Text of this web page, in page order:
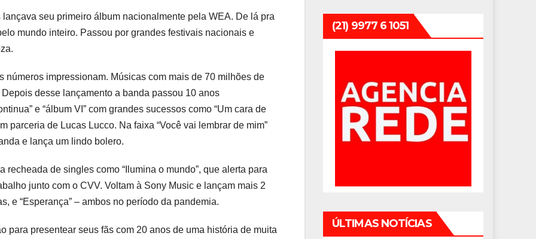
seu primeiro álbum nacionalmente pela WEA. De lá pra
mundo inteiro. Passou por grandes festivais nacionais e
números impressionam. Músicas com mais de 70 milhões de
desse lançamento a banda passou 10 anos
e “álbum VI” com grandes sucessos como “Um cara de
parceria de Lucas Lucco. Na faixa “Você vai lembrar de mim”
e lança um lindo bolero.
de singles como “Ilumina o mundo”, que alerta para
junto com o CVV. Voltam à Sony Music e lançam mais 2
e “Esperança” – ambos no período da pandemia.
para presentear seus fãs com 20 anos de uma história de muita
(21) 9977 6 1051
ÚLTIMAS NOTÍCIAS